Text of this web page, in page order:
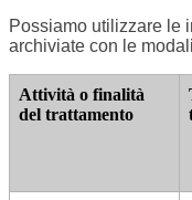
Possiamo utilizzare le
archiviate con le
Attività o finalità
del trattamento